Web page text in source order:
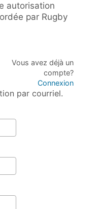
autorisation
par Rugby
Vous avez déjà un
compte?
Connexion
par courriel.